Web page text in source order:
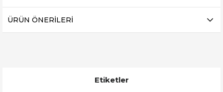
ÜRÜN ÖNERILERI
Etiketler